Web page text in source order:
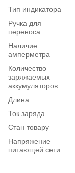
Тип индикатора
Ручка для
переноса
Наличие
амперметра
Количество
заряжаемых
аккумуляторов
Длина
Ток заряда
Стан товару
Напряжение
питающей сети